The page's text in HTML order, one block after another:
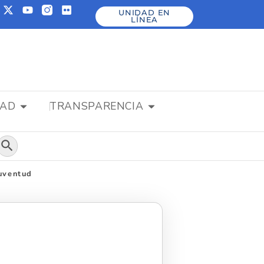
UNIDAD EN
LÍNEA
TRANSPARENCIA
de búsqueda